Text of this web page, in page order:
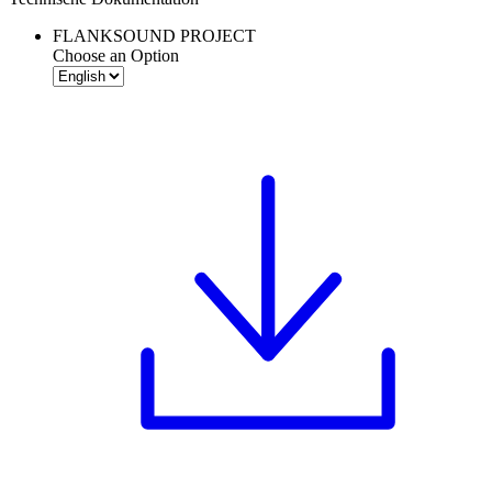
FLANKSOUND PROJECT
Choose an Option